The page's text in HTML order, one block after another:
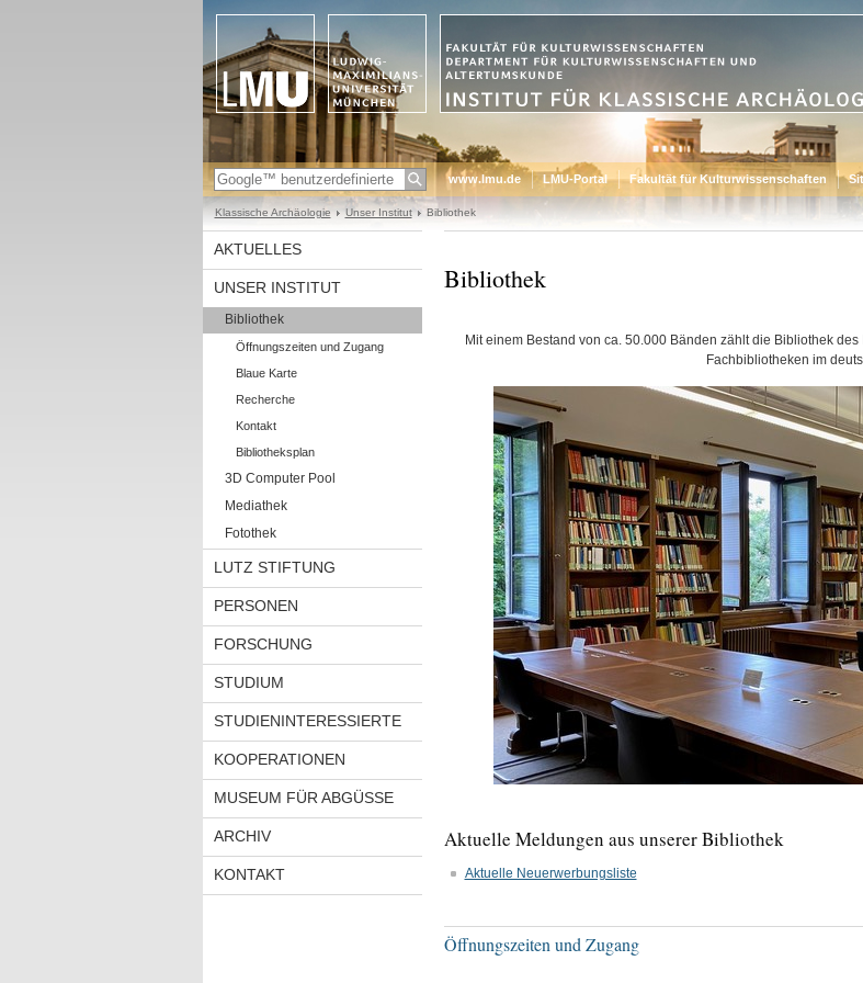
www.lmu.de LMU-Portal Fakultät für Kulturwissenschaften
Klassische Archäologie Unser Institut Bibliothek
AKTUELLES
UNSER INSTITUT
Bibliothek
Öffnungszeiten und Zugang
Blaue Karte
Recherche
Kontakt
Bibliotheksplan
3D Computer Pool
Mediathek
Fotothek
LUTZ STIFTUNG
PERSONEN
FORSCHUNG
STUDIUM
STUDIENINTERESSIERTE
KOOPERATIONEN
MUSEUM FÜR ABGÜSSE
ARCHIV
KONTAKT
Bibliothek
Mit einem Bestand von ca. 50.000 Bänden zählt die Bibliothek
Fachbibliotheken im
Aktuelle Meldungen aus unserer Bibliothek
Aktuelle Neuerwerbungsliste
Öffnungszeiten und Zugang